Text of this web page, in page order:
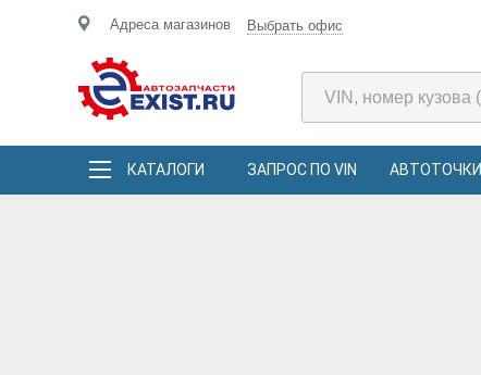
Адреса магазинов Выбрать офис
КАТАЛОГИ ЗАПРОС ПО VIN АВТОТОЧКИ